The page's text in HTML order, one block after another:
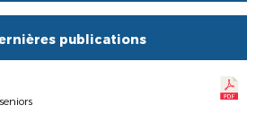
publications